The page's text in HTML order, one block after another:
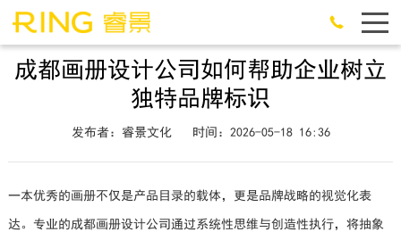
成都画册设计公司如何帮助企业树立
独特品牌标识
发布者：睿景文化 时间：2026-05-18 16:36
一本优秀的画册不仅是产品目录的载体，更是品牌战略的视觉化表
达。专业的成都画册设计公司通过系统性思维与创造性执行，将抽象